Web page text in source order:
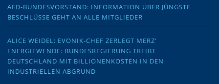
AFD-BUNDESVORSTAND: INFORMATION ÜBER JÜNGSTE
BESCHLÜSSE GEHT AN ALLE MITGLIEDER
ALICE WEIDEL: EVONIK-CHEF ZERLEGT MERZ‘
ENERGIEWENDE: BUNDESREGIERUNG TREIBT
DEUTSCHLAND MIT BILLIONENKOSTEN IN DEN
INDUSTRIELLEN ABGRUND